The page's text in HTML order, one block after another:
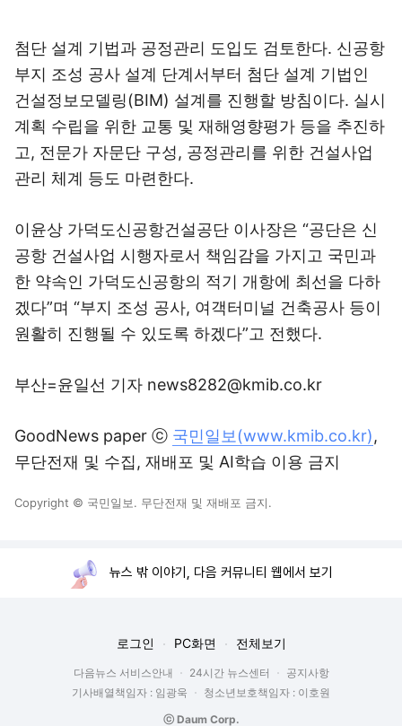
첨단 설계 기법과 공정관리 도입도 검토한다. 신공항
부지 조성 공사 설계 단계서부터 첨단 설계 기법인
건설정보모델링(BIM) 설계를 진행할 방침이다. 실시
계획 수립을 위한 교통 및 재해영향평가 등을 추진하
고, 전문가 자문단 구성, 공정관리를 위한 건설사업
관리 체계 등도 마련한다.
이윤상 가덕도신공항건설공단 이사장은 “공단은 신
공항 건설사업 시행자로서 책임감을 가지고 국민과
한 약속인 가덕도신공항의 적기 개항에 최선을 다하
겠다”며 “부지 조성 공사, 여객터미널 건축공사 등이
원활히 진행될 수 있도록 하겠다”고 전했다.
부산=윤일선 기자 news8282@kmib.co.kr
GoodNews paper ⓒ 국민일보(www.kmib.co.kr),
무단전재 및 수집, 재배포 및 AI학습 이용 금지
Copyright © 국민일보. 무단전재 및 재배포 금지.
뉴스 밖 이야기, 다음 커뮤니티 웹에서 보기
로그인 PC화면 전체보기
다음뉴스 서비스안내 24시간 뉴스센터
공지사항
기사배열책임자 : 임광욱
청소년보호책임자 : 이호원
ⓒ Daum Corp.